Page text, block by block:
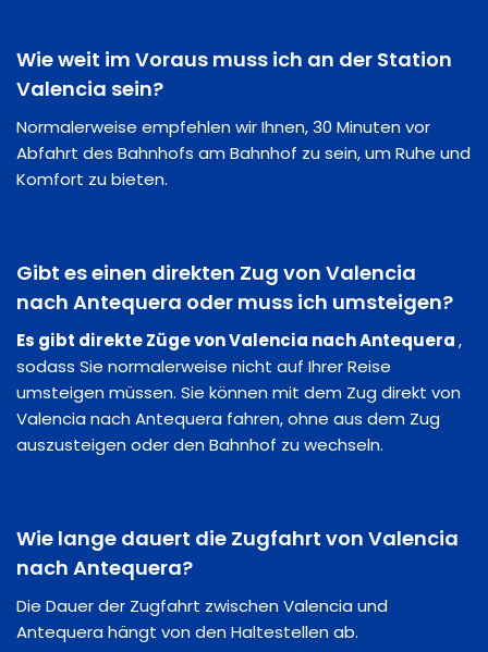
Wie weit im Voraus muss ich an der Station
Valencia sein?
Normalerweise empfehlen wir Ihnen, 30 Minuten vor
Abfahrt des Bahnhofs am Bahnhof zu sein, um Ruhe und
Komfort zu bieten.
Gibt es einen direkten Zug von Valencia
nach Antequera oder muss ich umsteigen?
Es gibt direkte Züge von Valencia nach Antequera,
sodass Sie normalerweise nicht auf Ihrer Reise
umsteigen müssen. Sie können mit dem Zug direkt von
Valencia nach Antequera fahren, ohne aus dem Zug
auszusteigen oder den Bahnhof zu wechseln.
Wie lange dauert die Zugfahrt von Valencia
nach Antequera?
Die Dauer der Zugfahrt zwischen Valencia und
Antequera hängt von den Haltestellen ab.